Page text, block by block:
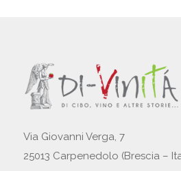
Via Giovanni Verga, 7
25013 Carpenedolo (Brescia –